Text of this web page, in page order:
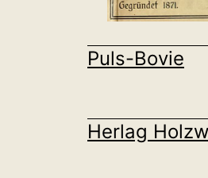
Puls-Bovie
Herlag